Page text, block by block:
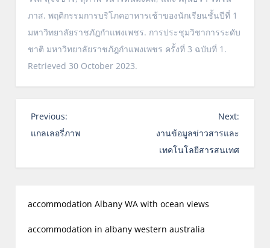
ภาส. พฤติกรรมการบริโภคอาหารเช้าของนักเรียนชั้นปีที่ 1
มหาวิทยาลัยราชภัฎกำแพงเพชร. การประชุมวิชาการระดับ
ชาติ มหาวิทยาลัยราชภัฎกำแพงเพชร ครั้งที่ 3 ฉบับที่ 1.
Retrieved 30 October 2023.
P
o
t
v
i
Previous:
แกลเลอรี่ภาพ
Next:
งานข้อมูลข่าวสารและ
เทคโนโลยีสารสนเทศ
accommodation Albany WA with ocean views
accommodation in albany western australia